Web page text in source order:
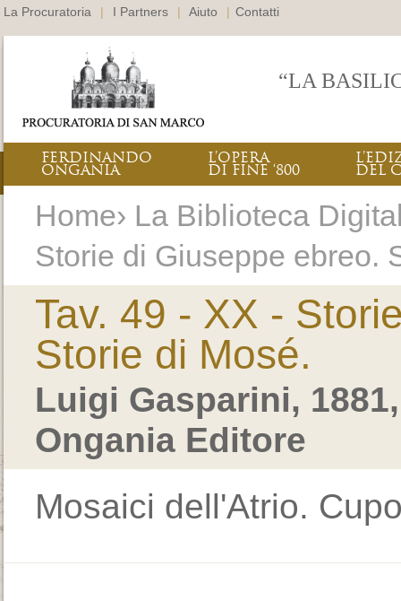
La Procuratoria | I Partners | Aiuto | Contatti
“LA
FERDINANDO
ONGANIA
L’OPERA
DI FINE ‘800 DEL
Home› La Biblioteca
Storie di Giuseppe ebreo.
Tav. 49 - XX -
Storie di Mosé.
Luigi Gasparini,
Ongania Editore
Mosaici dell'Atrio.